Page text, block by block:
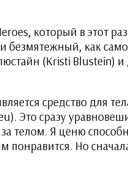
который в этот
безмятежный, как
(Kristi Blustein)
средство для
Это сразу
телом. Я ценю
Но